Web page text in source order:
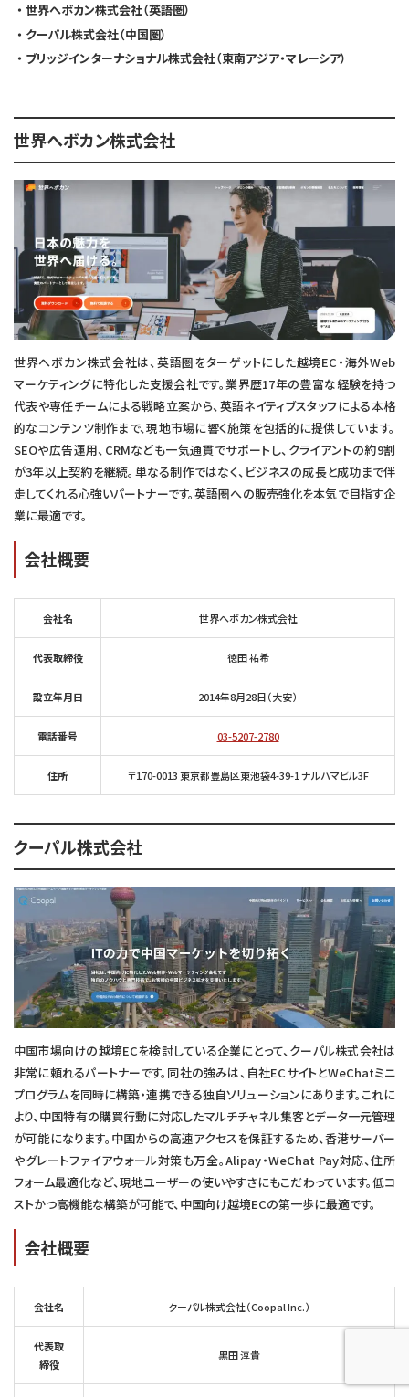
世界へボカン株式会社（英語圏）
クーパル株式会社（中国圏）
ブリッジインターナショナル株式会社（東南アジア・マレーシア）
世界へボカン株式会社
世界へボカン株式会社は、英語圏をターゲットにした越境EC・海外Web
マーケティングに特化した支援会社です。業界歴17年の豊富な経験を持つ
代表や専任チームによる戦略立案から、英語ネイティブスタッフによる本格
的なコンテンツ制作まで、現地市場に響く施策を包括的に提供しています。
SEOや広告運用、CRMなども一気通貫でサポートし、クライアントの約9割
が3年以上契約を継続。単なる制作ではなく、ビジネスの成長と成功まで伴
走してくれる心強いパートナーです。英語圏への販売強化を本気で目指す企
業に最適です。
会社概要
会社名 世界へボカン株式会社
代表取締役 徳田 祐希
設立年月日 2014年8月28日（大安）
電話番号 03-5207-2780
住所 〒170-0013 東京都豊島区東池袋4-39-1 ナルハマビル3F
クーパル株式会社
中国市場向けの越境ECを検討している企業にとって、クーパル株式会社は
非常に頼れるパートナーです。同社の強みは、自社ECサイトとWeChatミニ
プログラムを同時に構築・連携できる独自ソリューションにあります。これに
より、中国特有の購買行動に対応したマルチチャネル集客とデータ一元管理
が可能になります。中国からの高速アクセスを保証するため、香港サーバー
やグレートファイアウォール対策も万全。Alipay・WeChat Pay対応、住所
フォーム最適化など、現地ユーザーの使いやすさにもこだわっています。低コ
ストかつ高機能な構築が可能で、中国向け越境ECの第一歩に最適です。
会社概要
会社名 クーパル株式会社（Coopal Inc.）
代表取
締役
黒田 淳貴